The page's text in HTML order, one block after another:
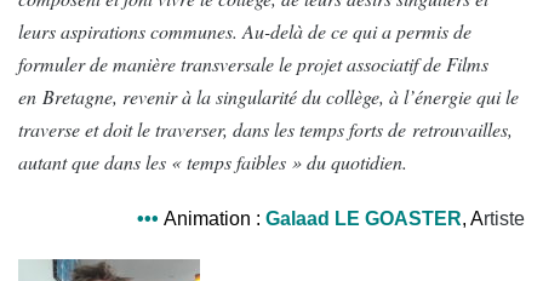
leurs aspirations communes. Au-delà de ce qui a permis de
formuler de manière transversale le projet associatif de Films
en Bretagne, revenir à la singularité du collège, à l’énergie qui le
traverse et doit le traverser, dans les temps forts de retrouvailles,
autant que dans les « temps faibles » du quotidien.
••• Animation : Galaad LE GOASTER, Artiste